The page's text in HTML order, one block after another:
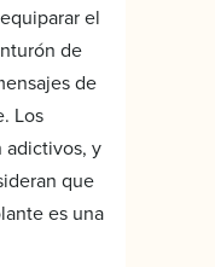
el
de
de
Los
y
que
es una